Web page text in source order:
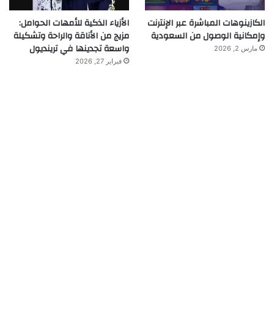
الكازينوهات المباشرة عبر الإنترنت
وإمكانية الوصول من السعودية
مارس 2, 2026
الأزياء الذكية للأمهات الحوامل:
مزيج من الأناقة والراحة وتشكيلة
واسعة تجدينها في ترينديول
فبراير 27, 2026